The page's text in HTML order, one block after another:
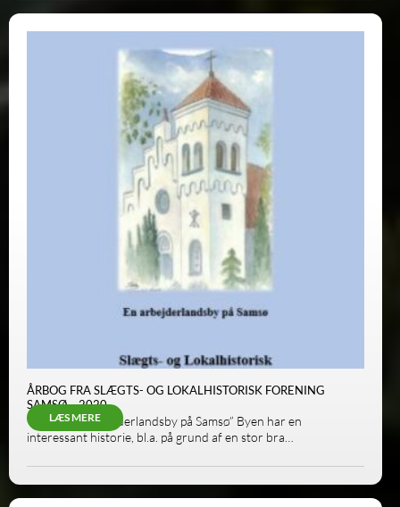
ÅRBOG FRA SLÆGTS- OG LOKALHISTORISK FORENING
SAMSØ – 2020
”Ørby – En arbejderlandsby på Samsø” Byen har en
interessant historie, bl.a. på grund af en stor bra…
LÆS MERE